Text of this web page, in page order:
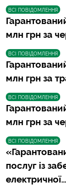
ВСІ ПОВІДОМЛЕННЯ
млн грн за
ВСІ ПОВІДОМЛЕННЯ
млн грн за
ВСІ ПОВІДОМЛЕННЯ
млн грн за
ВСІ ПОВІДОМЛЕННЯ
послуг із
електричної…